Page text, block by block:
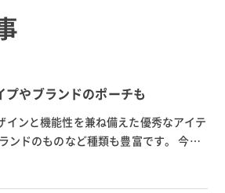
やブランドのポーチも
ンと機能性を兼ね備えた優秀なアイテ
ンドのものなど種類も豊富です。 今回